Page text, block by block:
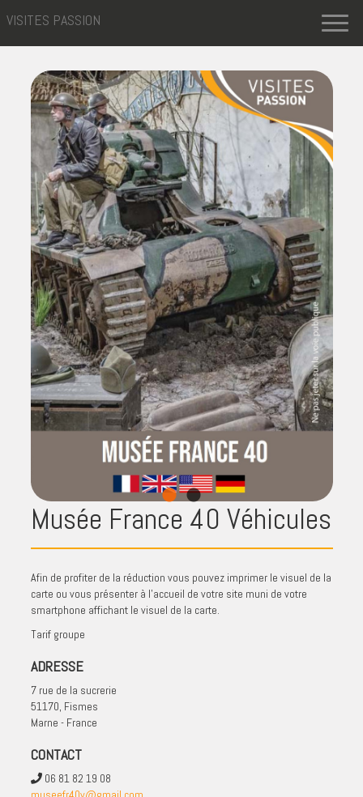
VISITES PASSION
Musée France 40 Véhicules
Afin de profiter de la réduction vous pouvez imprimer le visuel de la
carte ou vous présenter à l'accueil de votre site muni de votre
smartphone affichant le visuel de la carte.
Tarif groupe
ADRESSE
7 rue de la sucrerie
51170, Fismes
Marne - France
CONTACT
06 81 82 19 08